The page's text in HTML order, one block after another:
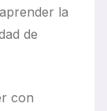
la
de
con